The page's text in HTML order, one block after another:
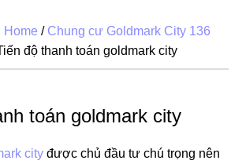
Home / Chung cư Goldmark City 136
độ thanh toán goldmark city
toán goldmark city
city được chủ đầu tư chú trọng nên